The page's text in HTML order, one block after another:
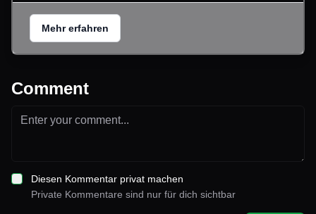
Mehr erfahren
Comment
Diesen Kommentar privat machen
Private Kommentare sind nur für dich sichtbar